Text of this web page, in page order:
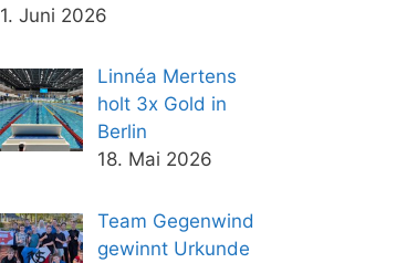
1. Juni 2026
Linnéa Mertens
holt 3x Gold in
Berlin
18. Mai 2026
Team Gegenwind
gewinnt Urkunde